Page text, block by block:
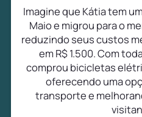
Imagine que Kátia tem
Maio e migrou para o
reduzindo seus custos
em R$ 1.500. Com
comprou bicicletas
oferecendo uma
transporte e